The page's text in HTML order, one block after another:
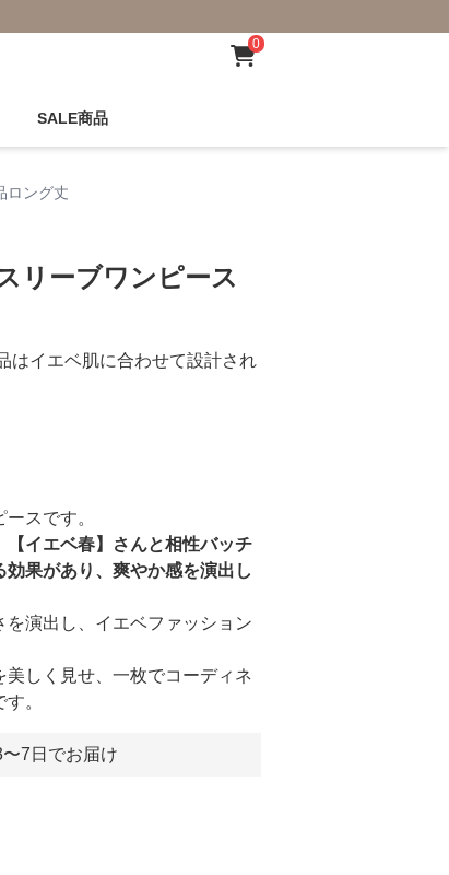
0
SALE商品
ロング丈
リーブワンピース
はイエベ肌に合わせて設計され
スです。
イエベ春】さんと相性バッチ
果があり、爽やか感を演出し
を演出し、イエベファッション
しく見せ、一枚でコーディネ
。
7日でお届け